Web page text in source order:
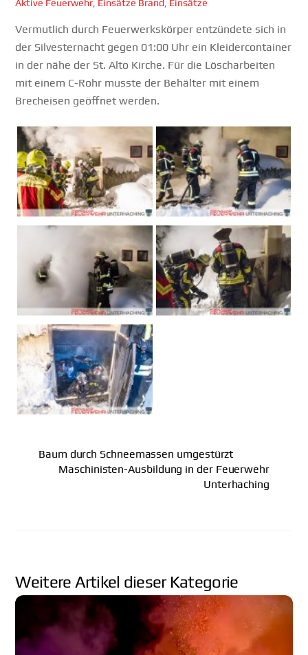
Aktive Feuerwehr Einsätze Brand Einsätze
Vermutlich durch Feuerwerkskörper entzündete sich in
der Silvesternacht gegen 01:00 Uhr ein Kleidercontainer
in der nähe der St. Alto Kirche. Für die Löscharbeiten
mit einem C-Rohr musste der Behälter mit einem
Brecheisen geöffnet werden.
Baum durch Schneemassen umgestürzt
Maschinisten-Ausbildung in der Feuerwehr
Unterhaching